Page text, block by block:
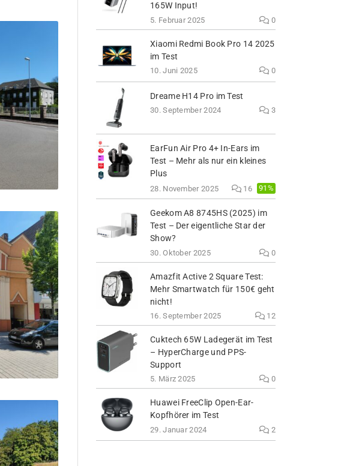
165W Input!
5. Februar 2025 0
Xiaomi Redmi Book Pro 14 2025
im Test
10. Juni 2025 0
Dreame H14 Pro im Test
30. September 2024 3
EarFun Air Pro 4+ In-Ears im
Test – Mehr als nur ein kleines
Plus
28. November 2025 16 91%
Geekom A8 8745HS (2025) im
Test – Der eigentliche Star der
Show?
30. Oktober 2025 0
Amazfit Active 2 Square Test:
Mehr Smartwatch für 150€ geht
nicht!
16. September 2025 12
Cuktech 65W Ladegerät im Test
– HyperCharge und PPS-
Support
5. März 2025 0
Huawei FreeClip Open-Ear-
Kopfhörer im Test
29. Januar 2024 2